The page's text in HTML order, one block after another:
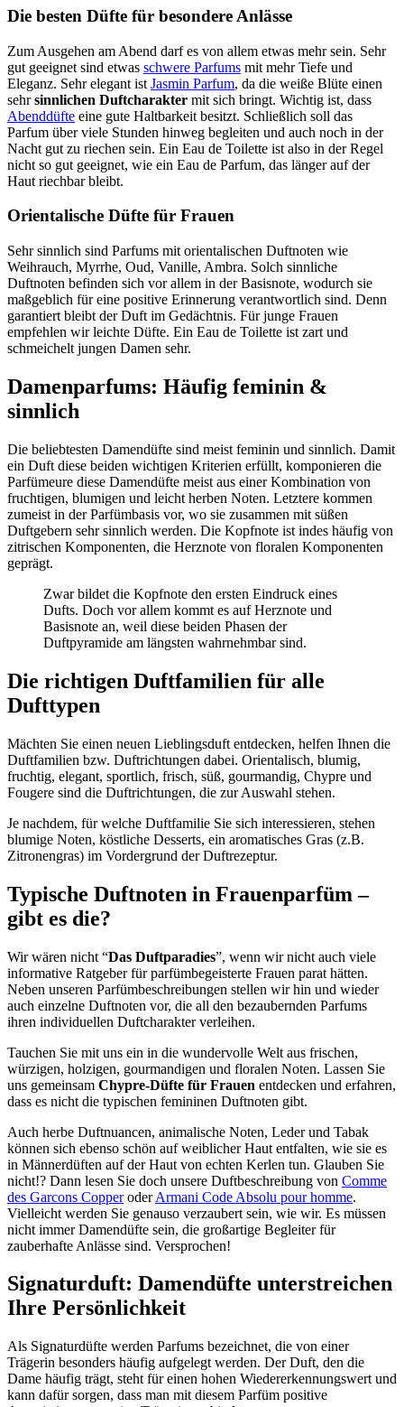
Die besten Düfte für besondere Anlässe
Zum Ausgehen am Abend darf es von allem etwas mehr sein. Sehr
gut geeignet sind etwas schwere Parfums mit mehr Tiefe und
Eleganz. Sehr elegant ist Jasmin Parfum, da die weiße Blüte einen
sehrsinnlichen Duftcharakter mit sich bringt. Wichtig ist, dass
Abenddüfte eine gute Haltbarkeit besitzt. Schließlich soll das
Parfum über viele Stunden hinweg begleiten und auch noch in der
Nacht gut zu riechen sein. Ein Eau de Toilette ist also in der Regel
nicht so gut geeignet, wie ein Eau de Parfum, das länger auf der
Haut riechbar bleibt.
Orientalische Düfte für Frauen
Sehr sinnlich sind Parfums mit orientalischen Duftnoten wie
Weihrauch, Myrrhe, Oud, Vanille, Ambra. Solch sinnliche
Duftnoten befinden sich vor allem in der Basisnote, wodurch sie
maßgeblich für eine positive Erinnerung verantwortlich sind. Denn
garantiert bleibt der Duft im Gedächtnis. Für junge Frauen
empfehlen wir leichte Düfte. Ein Eau de Toilette ist zart und
schmeichelt jungen Damen sehr.
Damenparfums: Häufig feminin &
sinnlich
Die beliebtesten Damendüfte sind meist feminin und sinnlich. Damit
ein Duft diese beiden wichtigen Kriterien erfüllt, komponieren die
Parfümeure diese Damendüfte meist aus einer Kombination von
fruchtigen, blumigen und leicht herben Noten. Letztere kommen
zumeist in der Parfümbasis vor, wo sie zusammen mit süßen
Duftgebern sehr sinnlich werden. Die Kopfnote ist indes häufig von
zitrischen Komponenten, die Herznote von floralen Komponenten
geprägt.
Zwar bildet die Kopfnote den ersten Eindruck eines
Dufts. Doch vor allem kommt es auf Herznote und
Basisnote an, weil diese beiden Phasen der
Duftpyramide am längsten wahrnehmbar sind.
Die richtigen Duftfamilien für alle
Dufttypen
Mächten Sie einen neuen Lieblingsduft entdecken, helfen Ihnen die
Duftfamilien bzw. Duftrichtungen dabei. Orientalisch, blumig,
fruchtig, elegant, sportlich, frisch, süß, gourmandig, Chypre und
Fougere sind die Duftrichtungen, die zur Auswahl stehen.
Je nachdem, für welche Duftfamilie Sie sich interessieren, stehen
blumige Noten, köstliche Desserts, ein aromatisches Gras (z.B.
Zitronengras) im Vordergrund der Duftrezeptur.
Typische Duftnoten in Frauenparfüm –
gibt es die?
Wir wären nicht “Das Duftparadies”, wenn wir nicht auch viele
informative Ratgeber für parfümbegeisterte Frauen parat hätten.
Neben unseren Parfümbeschreibungen stellen wir hin und wieder
auch einzelne Duftnoten vor, die all den bezaubernden Parfums
ihren individuellen Duftcharakter verleihen.
Tauchen Sie mit uns ein in die wundervolle Welt aus frischen,
würzigen, holzigen, gourmandigen und floralen Noten. Lassen Sie
uns gemeinsam Chypre-Düfte für Frauen entdecken und erfahren,
dass es nicht die typischen femininen Duftnoten gibt.
Auch herbe Duftnuancen, animalische Noten, Leder und Tabak
können sich ebenso schön auf weiblicher Haut entfalten, wie sie es
in Männerdüften auf der Haut von echten Kerlen tun. Glauben Sie
nicht!? Dann lesen Sie doch unsere Duftbeschreibung von Comme
des Garcons CopperoderArmani Code Absolu pour homme.
Vielleicht werden Sie genauso verzaubert sein, wie wir. Es müssen
nicht immer Damendüfte sein, die großartige Begleiter für
zauberhafte Anlässe sind. Versprochen!
Signaturduft: Damendüfte unterstreichen
Ihre Persönlichkeit
Als Signaturdüfte werden Parfums bezeichnet, die von einer
Trägerin besonders häufig aufgelegt werden. Der Duft, den die
Dame häufig trägt, steht für einen hohen Wiedererkennungswert und
kann dafür sorgen, dass man mit diesem Parfüm positive